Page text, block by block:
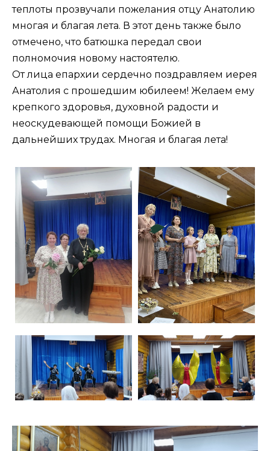
теплоты прозвучали пожелания отцу Анатолию
многая и благая лета. В этот день также было
отмечено, что батюшка передал свои
полномочия новому настоятелю.
От лица епархии сердечно поздравляем иерея
Анатолия с прошедшим юбилеем! Желаем ему
крепкого здоровья, духовной радости и
неоскудевающей помощи Божией в
дальнейших трудах. Многая и благая лета!